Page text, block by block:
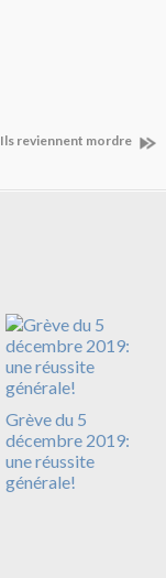
Ils reviennent mordre
Grève du 5
décembre 2019:
une réussite
générale!